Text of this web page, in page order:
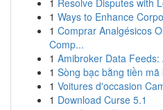
1 Resolve Disputes with
1 Ways to Enhance
1 Comprar Analgésicos
Comp...
1 Amibroker Data
1 Sòng bạc bằng tiền
1 Voitures d'occasion
1 Download Curse 5.1